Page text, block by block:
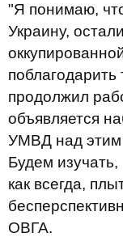
"Я понимаю,
Украину,
поблагодарить
продолжил
объявляется
УМВД над этим
Будем изучать,
как всегда,
ОВГА.